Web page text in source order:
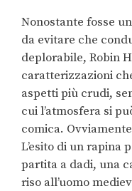
Nonostante fosse
da evitare che
deplorabile, Robin
caratterizzazioni
aspetti più crudi,
cui l’atmosfera si
comica.
L’esito di un rapina
partita a dadi, una
riso all’uomo